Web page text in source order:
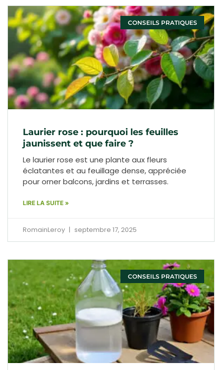
CONSEILS PRATIQUES
Laurier rose : pourquoi les feuilles
jaunissent et que faire ?
Le laurier rose est une plante aux fleurs
éclatantes et au feuillage dense, appréciée
pour orner balcons, jardins et terrasses.
LIRE LA SUITE »
RomainLeroy septembre 17, 2025
CONSEILS PRATIQUES